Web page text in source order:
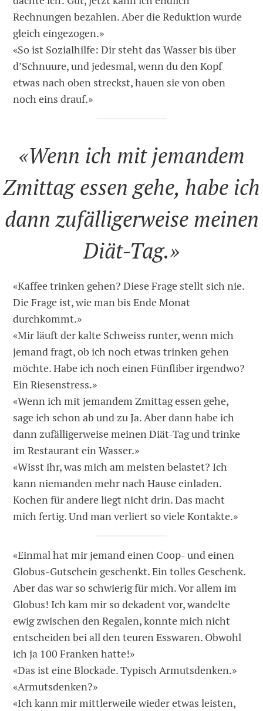
Rechnungen bezahlen. Aber die Reduktion wurde
gleich eingezogen.»
«So ist Sozialhilfe: Dir steht das Wasser bis über
d’Schnuure, und jedesmal, wenn du den Kopf
etwas nach oben streckst, hauen sie von oben
noch eins drauf.»
«Wenn ich mit jemandem
Zmittag essen gehe, habe ich
dann zufälligerweise meinen
Diät-Tag.»
«Kaffee trinken gehen? Diese Frage stellt sich nie.
Die Frage ist, wie man bis Ende Monat
durchkommt.»
«Mir läuft der kalte Schweiss runter, wenn mich
jemand fragt, ob ich noch etwas trinken gehen
möchte. Habe ich noch einen Fünfliber irgendwo?
Ein Riesenstress.»
«Wenn ich mit jemandem Zmittag essen gehe,
sage ich schon ab und zu Ja. Aber dann habe ich
dann zufälligerweise meinen Diät-Tag und trinke
im Restaurant ein Wasser.»
«Wisst ihr, was mich am meisten belastet? Ich
kann niemanden mehr nach Hause einladen.
Kochen für andere liegt nicht drin. Das macht
mich fertig. Und man verliert so viele Kontakte.»
«Einmal hat mir jemand einen Coop- und einen
Globus-Gutschein geschenkt. Ein tolles Geschenk.
Aber das war so schwierig für mich. Vor allem im
Globus! Ich kam mir so dekadent vor, wandelte
ewig z­wischen den Regalen, konnte mich nicht
entscheiden bei all den teuren Esswaren. Obwohl
ich ja 100 Franken hatte!»
«Das ist eine Blockade. Typisch Armutsdenken.»
«Armutsdenken?»
«Ich kann mir mittlerweile wieder etwas leisten,